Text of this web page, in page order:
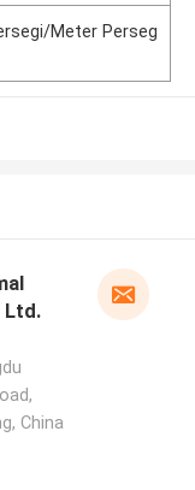
Meter Perseg
Ltd.
China